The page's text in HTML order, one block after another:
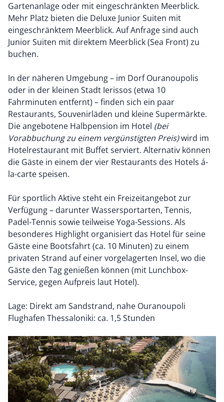
Gartenanlage oder mit eingeschränkten Meerblick.
Mehr Platz bieten die Deluxe Junior Suiten mit
eingeschränktem Meerblick. Auf Anfrage sind auch
Junior Suiten mit direktem Meerblick (Sea Front) zu
buchen.
In der näheren Umgebung – im Dorf Ouranoupolis
oder in der kleinen Stadt Ierissos (etwa 10
Fahrminuten entfernt) – finden sich ein paar
Restaurants, Souvenirläden und kleine Supermärkte.
Die angebotene Halbpension im Hotel (bei
Vorabbuchung zu einem vergünstigten Preis)wird im
Hotelrestaurant mit Buffet serviert. Alternativ können
die Gäste in einem der vier Restaurants des Hotels á-
la-carte speisen.
Für sportlich Aktive steht ein Freizeitangebot zur
Verfügung – darunter Wassersportarten, Tennis,
Padel-Tennis sowie teilweise Yoga-Sessions. Als
besonderes Highlight organisiert das Hotel für seine
Gäste eine Bootsfahrt (ca. 10 Minuten) zu einem
privaten Strand auf einer vorgelagerten Insel, wo die
Gäste den Tag genießen können (mit Lunchbox-
Service, gegen Aufpreis laut Hotel).
Lage: Direkt am Sandstrand, nahe Ouranoupoli
Flughafen Thessaloniki: ca. 1,5 Stunden